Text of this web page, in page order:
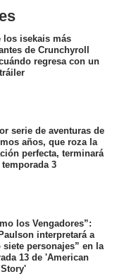
los isekais más
de Crunchyroll
regresa con un
serie de aventuras de
años, que roza la
perfecta, terminará
3
los Vengadores”:
interpretará a
siete personajes” en la
13 de 'American